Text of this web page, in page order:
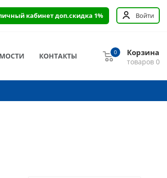
кабинет доп.скидка 1% Войти
КОНТАКТЫ Корзина
товаров 0
0